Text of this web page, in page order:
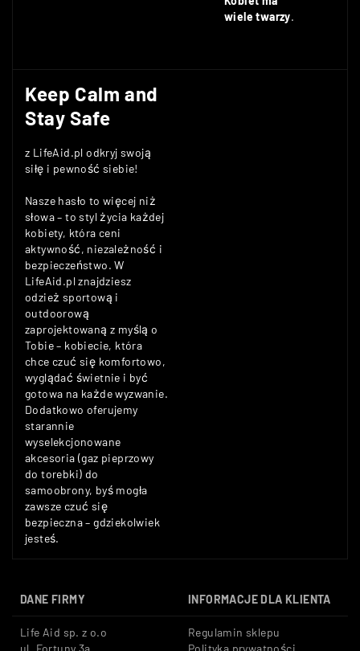
wiele twarzy.
Keep Calm and
Stay Safe
z LifeAid.pl odkryj swoją
siłę i pewność siebie!
Nasze hasło to więcej niż
słowa – to styl życia każdej
kobiety, która ceni
aktywność, niezależność i
bezpieczeństwo. W
LifeAid.pl znajdziesz
odzież sportową i
outdoorową
zaprojektowaną z myślą o
Tobie – kobiecie, która
chce czuć się komfortowo,
wyglądać świetnie i być
gotowa na każde wyzwanie.
Dodatkowo oferujemy
starannie
wyselekcjonowane
akcesoria (gaz pieprzowy
do torebki) do
samoobrony, byś mogła
zawsze czuć się
bezpieczna – gdziekolwiek
jesteś.
DANE FIRMY INFORMACJE DLA KLIENTA
Life Aid sp. z o.o
ul. Fortuny 3a
Regulamin sklepu
Polityka prywatności